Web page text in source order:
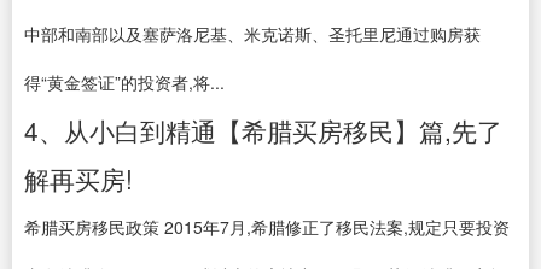
中部和南部以及塞萨洛尼基、米克诺斯、圣托里尼通过购房获
得“黄金签证”的投资者,将...
4、从小白到精通【希腊买房移民】篇,先了
解再买房!
希腊买房移民政策 2015年7月,希腊修正了移民法案,规定只要投资